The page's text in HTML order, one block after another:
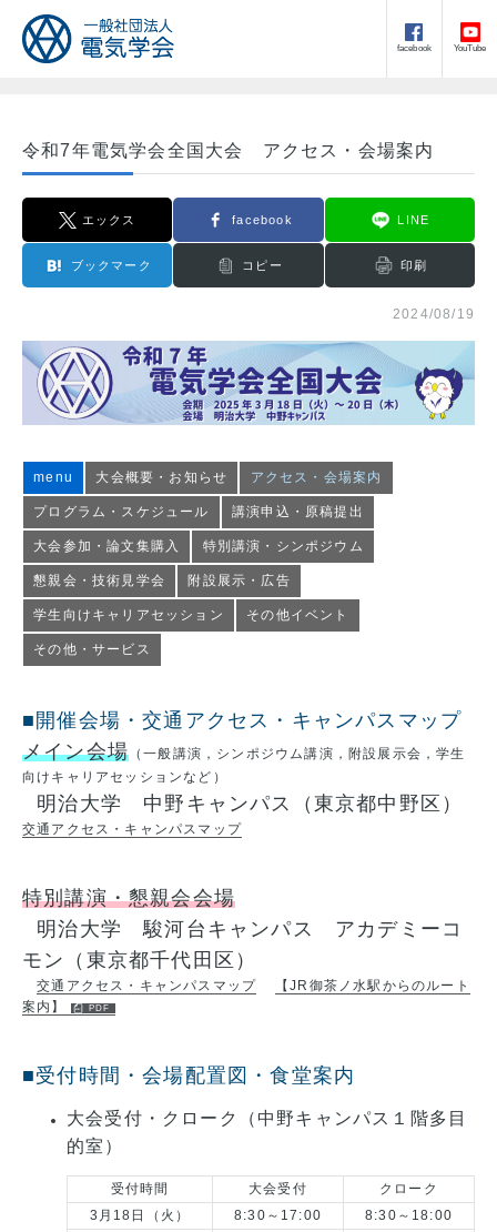
facebook YouTube
令和7年電気学会全国大会 アクセス・会場案内
エックス facebook LINE
ブックマーク コピー 印刷
2024/08/19
menu 大会概要・お知らせ アクセス・会場案内
プログラム・スケジュール 講演申込・原稿提出
大会参加・論文集購入 特別講演・シンポジウム
懇親会・技術見学会 附設展示・広告
学生向けキャリアセッション その他イベント
その他・サービス
■開催会場・交通アクセス・キャンパスマップ
メイン会場 （一般講演，シンポジウム講演，附設展示会，学生
向けキャリアセッションなど）
明治大学 中野キャンパス（東京都中野区）
交通アクセス・キャンパスマップ
特別講演・懇親会会場
明治大学 駿河台キャンパス アカデミーコ
モン（東京都千代田区）
交通アクセス・キャンパスマップ
【JR御茶ノ水駅からのルート
案内】
■受付時間・会場配置図・食堂案内
大会受付・クローク（中野キャンパス１階多目
的室）
受付時間 大会受付
クローク
3月18日（火）
8:30～17:00
8:30～18:00